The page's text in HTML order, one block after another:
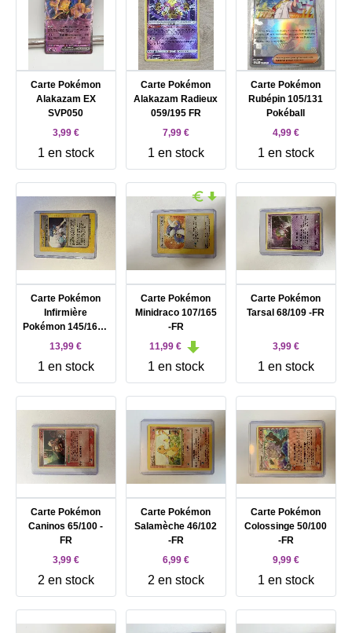
Carte Pokémon
Alakazam EX
SVP050
3,99 €
1 en stock
Carte Pokémon
Alakazam Radieux
059/195 FR
7,99 €
1 en stock
Carte Pokémon
Rubépin 105/131
Pokéball
4,99 €
1 en stock
Carte Pokémon
Infirmière
Pokémon 145/165 -
FR
13,99 €
1 en stock
Carte Pokémon
Minidraco 107/165
-FR
11,99 €
1 en stock
Carte Pokémon
Tarsal 68/109 -FR
3,99 €
1 en stock
Carte Pokémon
Caninos 65/100 -
FR
3,99 €
2 en stock
Carte Pokémon
Salamèche 46/102
-FR
6,99 €
2 en stock
Carte Pokémon
Colossinge 50/100
-FR
9,99 €
1 en stock